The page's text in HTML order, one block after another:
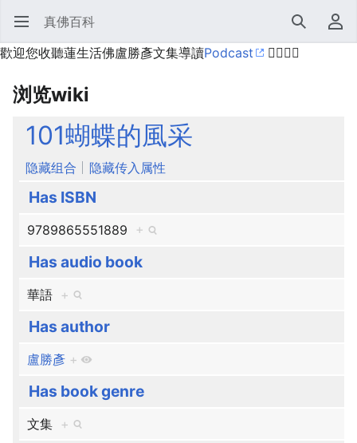
打开主菜单 真佛百科 搜索
用户菜单
歡迎您收聽蓮生活佛盧勝彥文集導讀Podcast 🙋‍♂️🙋‍♀️
浏览wiki
101蝴蝶的風采
隐藏组合 隐藏传入属性
Has ISBN
9789865551889 +
Has audio book
華語 +
Has author
盧勝彥 +
Has book genre
文集 +